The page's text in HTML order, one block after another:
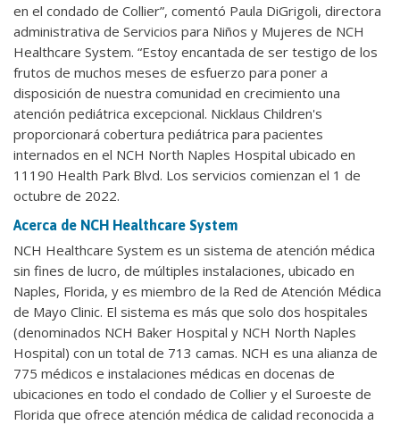
en el condado de Collier”, comentó Paula DiGrigoli, directora
administrativa de Servicios para Niños y Mujeres de NCH
Healthcare System. “Estoy encantada de ser testigo de los
frutos de muchos meses de esfuerzo para poner a
disposición de nuestra comunidad en crecimiento una
atención pediátrica excepcional. Nicklaus Children's
proporcionará cobertura pediátrica para pacientes
internados en el NCH North Naples Hospital ubicado en
11190 Health Park Blvd. Los servicios comienzan el 1 de
octubre de 2022.
Acerca de NCH Healthcare System
NCH Healthcare System es un sistema de atención médica
sin fines de lucro, de múltiples instalaciones, ubicado en
Naples, Florida, y es miembro de la Red de Atención Médica
de Mayo Clinic. El sistema es más que solo dos hospitales
(denominados NCH Baker Hospital y NCH North Naples
Hospital) con un total de 713 camas. NCH es una alianza de
775 médicos e instalaciones médicas en docenas de
ubicaciones en todo el condado de Collier y el Suroeste de
Florida que ofrece atención médica de calidad reconocida a